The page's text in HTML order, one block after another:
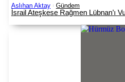
Aslıhan Aktay Gündem
İsrail Ateşkese Rağmen Lübnan’ı